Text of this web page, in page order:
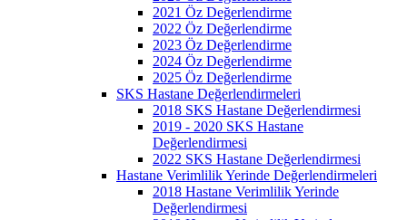
2021 Öz Değerlendirme
2022 Öz Değerlendirme
2023 Öz Değerlendirme
2024 Öz Değerlendirme
2025 Öz Değerlendirme
SKS Hastane Değerlendirmeleri
2018 SKS Hastane Değerlendirmesi
2019 - 2020 SKS Hastane
Değerlendirmesi
2022 SKS Hastane Değerlendirmesi
Hastane Verimlilik Yerinde Değerlendirmeleri
2018 Hastane Verimlilik Yerinde
Değerlendirmesi